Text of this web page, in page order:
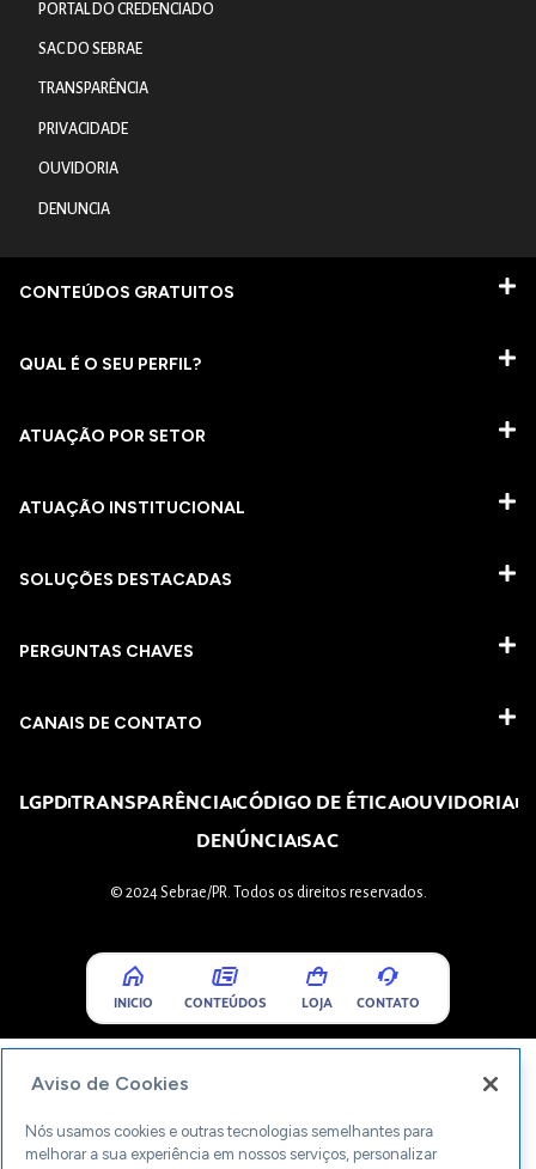
PORTAL DO CREDENCIADO
SAC DO SEBRAE
TRANSPARÊNCIA
PRIVACIDADE
OUVIDORIA
DENUNCIA
CONTEÚDOS GRATUITOS
QUAL É O SEU PERFIL?
ATUAÇÃO POR SETOR
ATUAÇÃO INSTITUCIONAL
SOLUÇÕES DESTACADAS
PERGUNTAS CHAVES​
CANAIS DE CONTATO
LGPDTRANSPARÊNCIACÓDIGO DE ÉTICAOUVIDORIA
DENÚNCIASAC
© 2024 Sebrae/PR. Todos os direitos reservados.
INICIO CONTEÚDOS LOJA CONTATO
Aviso de Cookies
Nós usamos cookies e outras tecnologias semelhantes para
melhorar a sua experiência em nossos serviços, personalizar